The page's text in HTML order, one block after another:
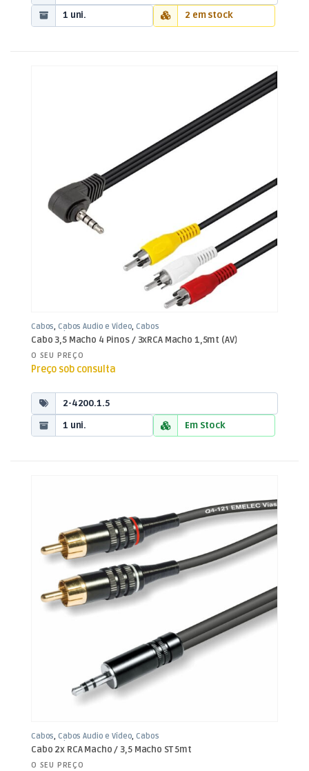
1 uni.
2 em stock
Cabos,Cabos Áudio e Vídeo,Cabos
RCA / Jack 3,5mm
Cabo 3,5 Macho 4 Pinos / 3xRCA Macho 1,5mt (AV)
O SEU PREÇO
Preço sob consulta
2-4200.1.5
1 uni.
Em Stock
Cabos,Cabos Áudio e Vídeo,Cabos
RCA / Jack 3,5mm
Cabo 2x RCA Macho / 3,5 Macho ST 5mt
O SEU PREÇO